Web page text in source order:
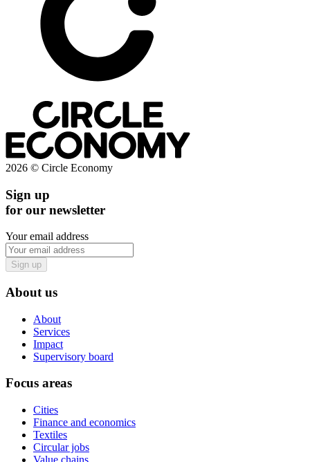
2026 © Circle Economy
Sign up
for our newsletter
Your email address
Sign up
About us
About
Services
Impact
Supervisory board
Focus areas
Cities
Finance and economics
Textiles
Circular jobs